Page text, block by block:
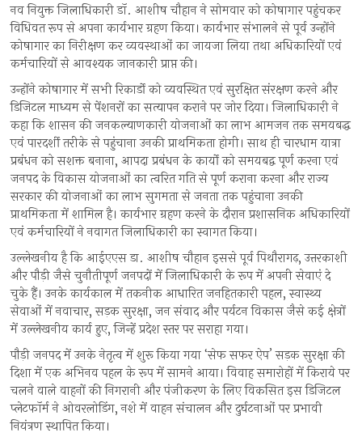
नव नियुक्त जिलाधिकारी डॉ. आशीष चौहान ने सोमवार को कोषागार पहुंचकर
विधिवत रूप से अपना कार्यभार ग्रहण किया। कार्यभार संभालने से पूर्व उन्होंने
कोषागार का निरीक्षण कर व्यवस्थाओं का जायजा लिया तथा अधिकारियों एवं
कर्मचारियों से आवश्यक जानकारी प्राप्त की।
उन्होंने कोषागार में सभी रिकार्डो को व्यवस्थित एवं सुरक्षित संरक्षण करने और
डिजिटल माध्यम से पेंशनरों का सत्यापन कराने पर जोर दिया। जिलाधिकारी ने
कहा कि शासन की जनकल्याणकारी योजनाओं का लाभ आमजन तक समयबद्ध
एवं पारदर्शी तरीके से पहुंचाना उनकी प्राथमिकता होगी। साथ ही चारधाम यात्रा
प्रबंधन को सशक्त बनाना, आपदा प्रबंधन के कार्यो को समयबद्व पूर्ण करना एवं
जनपद के विकास योजनाओं का त्वरित गति से पूर्ण कराना करना और राज्य
सरकार की योजनाओं का लाभ सुगमता से जनता तक पहुंचाना उनकी
प्राथमिकता में शामिल है। कार्यभार ग्रहण करने के दौरान प्रशासनिक अधिकारियों
एवं कर्मचारियों ने नवागत जिलाधिकारी का स्वागत किया।
उल्लेखनीय है कि आईएएस डा. आशीष चौहान इससे पूर्व पिथौरागढ़, उत्तरकाशी
और पौड़ी जैसे चुनौतीपूर्ण जनपदों में जिलाधिकारी के रूप में अपनी सेवाएं दे
चुके हैं। उनके कार्यकाल में तकनीक आधारित जनहितकारी पहल, स्वास्थ्य
सेवाओं में नवाचार, सड़क सुरक्षा, जन संवाद और पर्यटन विकास जैसे कई क्षेत्रों
में उल्लेखनीय कार्य हुए, जिन्हें प्रदेश स्तर पर सराहा गया।
पौड़ी जनपद में उनके नेतृत्व में शुरू किया गया ‘सेफ सफर ऐप’ सड़क सुरक्षा की
दिशा में एक अभिनव पहल के रूप में सामने आया। विवाह समारोहों में किराये पर
चलने वाले वाहनों की निगरानी और पंजीकरण के लिए विकसित इस डिजिटल
प्लेटफॉर्म ने ओवरलोडिंग, नशे में वाहन संचालन और दुर्घटनाओं पर प्रभावी
नियंत्रण स्थापित किया।